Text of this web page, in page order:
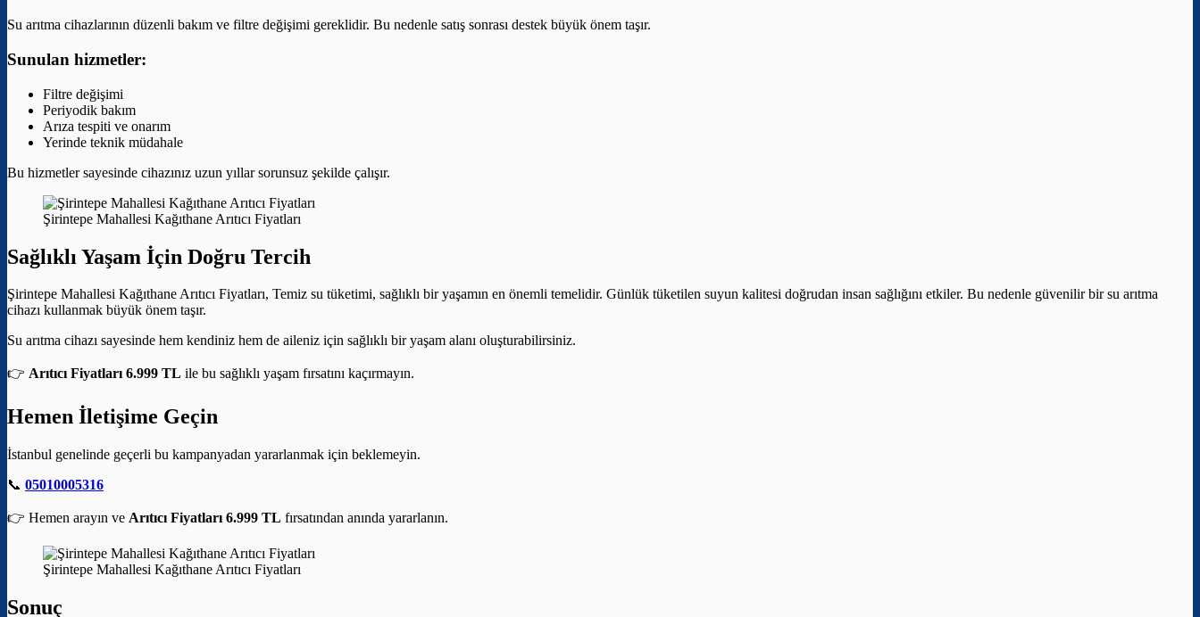
Su arıtma cihazlarının düzenli bakım ve filtre değişimi gereklidir. Bu nedenle satış sonrası destek büyük önem taşır.
Sunulan hizmetler:
Filtre değişimi
Periyodik bakım
Arıza tespiti ve onarım
Yerinde teknik müdahale
Bu hizmetler sayesinde cihazınız uzun yıllar sorunsuz şekilde çalışır.
Şirintepe Mahallesi Kağıthane Arıtıcı Fiyatları
Sağlıklı Yaşam İçin Doğru Tercih
Şirintepe Mahallesi Kağıthane Arıtıcı Fiyatları, Temiz su tüketimi, sağlıklı bir yaşamın en önemli temelidir. Günlük tüketilen suyun kalitesi doğrudan insan sağlığını etkiler. Bu nedenle güvenilir bir su arıtma
cihazı kullanmak büyük önem taşır.
Su arıtma cihazı sayesinde hem kendiniz hem de aileniz için sağlıklı bir yaşam alanı oluşturabilirsiniz.
👉 Arıtıcı Fiyatları 6.999 TL ile bu sağlıklı yaşam fırsatını kaçırmayın.
Hemen İletişime Geçin
İstanbul genelinde geçerli bu kampanyadan yararlanmak için beklemeyin.
📞 05010005316
👉 Hemen arayın ve Arıtıcı Fiyatları 6.999 TL fırsatından anında yararlanın.
Şirintepe Mahallesi Kağıthane Arıtıcı Fiyatları
Sonuç